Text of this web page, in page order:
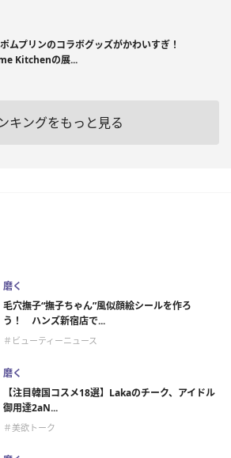
ムプリンのコラボグッズがかわいすぎ！
Kitchenの展...
キングをもっと見る
磨く
毛穴撫子“撫子ちゃん”風似顔絵シールを作ろ
う！ ハンズ新宿店で...
＃ビューティーニュース
磨く
【注目韓国コスメ18選】Lakaのチーク、アイドル
御用達2aN...
＃美欲トーク